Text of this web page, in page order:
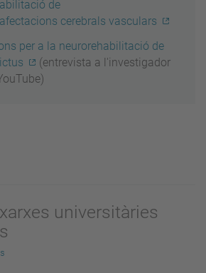
de
cerebrals vasculars
per a la neurorehabilitació de
(entrevista a l'investigador
universitàries